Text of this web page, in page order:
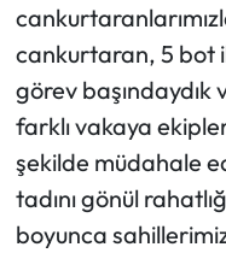
cankurtaran, 5 bot
görev
farklı vakaya
şekilde müdahale
tadını gönül
boyunca